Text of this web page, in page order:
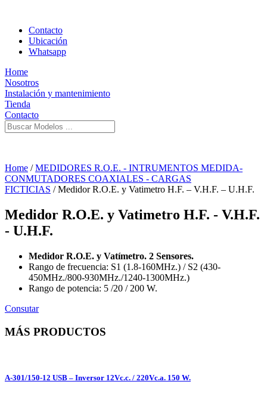
Contacto
Ubicación
Whatsapp
Home
Nosotros
Instalación y mantenimiento
Tienda
Contacto
Home /MEDIDORES R.O.E. - INTRUMENTOS MEDIDA-
CONMUTADORES COAXIALES - CARGAS
FICTICIAS / Medidor R.O.E. y Vatimetro H.F. – V.H.F. – U.H.F.
Medidor R.O.E. y Vatimetro H.F. - V.H.F.
- U.H.F.
Medidor R.O.E. y Vatímetro. 2 Sensores.
Rango de frecuencia: S1 (1.8-160MHz.) / S2 (430-
450MHz./800-930MHz./1240-1300MHz.)
Rango de potencia: 5 /20 / 200 W.
Consutar
MÁS PRODUCTOS
A-301/150-12 USB – Inversor 12Vc.c. / 220Vc.a. 150 W.